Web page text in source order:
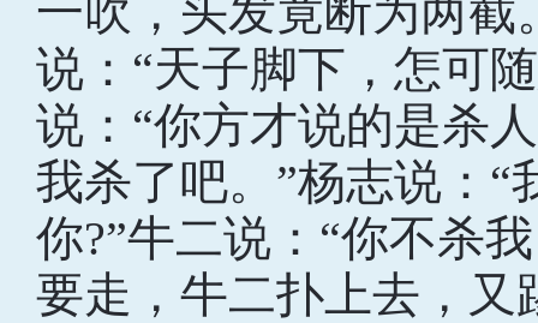
一吹，头发竟断为两
说：“天子脚下，怎可
说：“你方才说的是杀
我杀了吧。”杨志说：
你?”牛二说：“你不杀
要走，牛二扑上去，又